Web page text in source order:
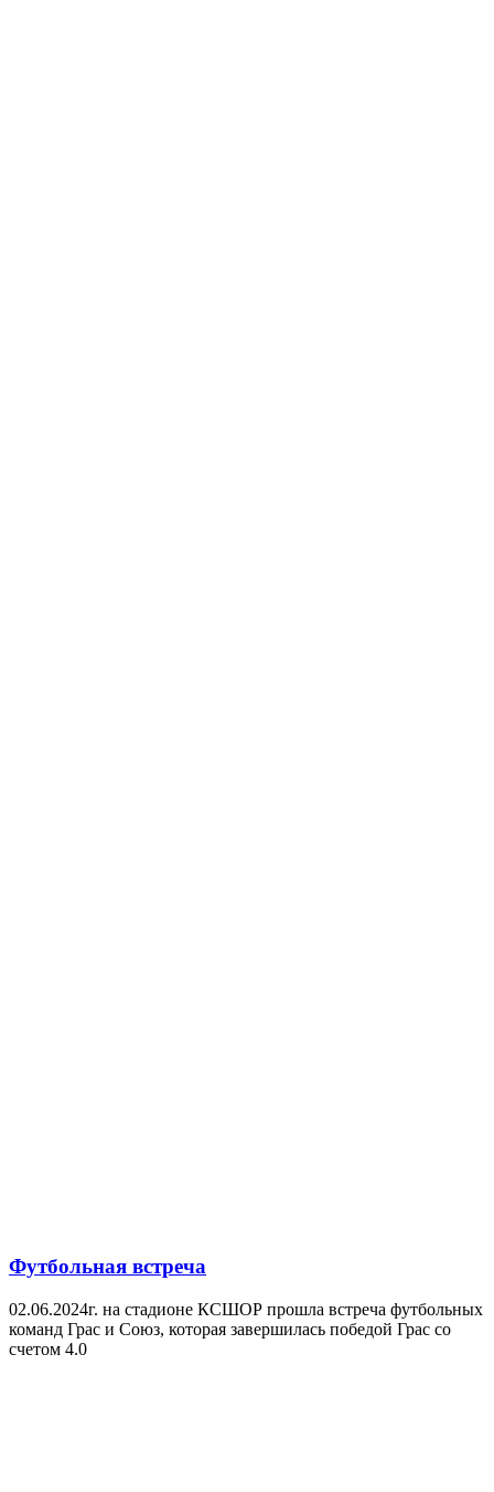
Футбольная встреча
02.06.2024г. на стадионе КСШОР прошла встреча футбольных
команд Грас и Союз, которая завершилась победой Грас со
счетом 4.0